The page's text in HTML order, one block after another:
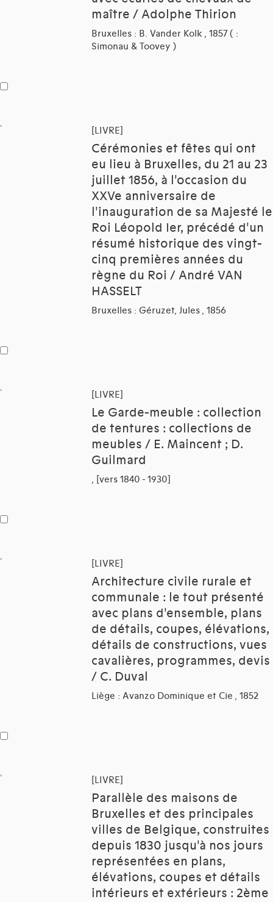
maître / Adolphe Thirion
Bruxelles : B. Vander Kolk , 1857 ( :
Simonau & Toovey )
[LIVRE]
Cérémonies et fêtes qui ont
eu lieu à Bruxelles, du 21 au 23
juillet 1856, à l'occasion du
XXVe anniversaire de
l'inauguration de sa Majesté le
Roi Léopold Ier, précédé d'un
résumé historique des vingt-
cinq premières années du
règne du Roi / André VAN
HASSELT
Bruxelles : Géruzet, Jules , 1856
[LIVRE]
Le Garde-meuble : collection
de tentures : collections de
meubles / E. Maincent ; D.
Guilmard
, [vers 1840 - 1930]
[LIVRE]
Architecture civile rurale et
communale : le tout présenté
avec plans d'ensemble, plans
de détails, coupes, élévations,
détails de constructions, vues
cavalières, programmes, devis
/ C. Duval
Liège : Avanzo Dominique et Cie , 1852
[LIVRE]
Parallèle des maisons de
Bruxelles et des principales
villes de Belgique, construites
depuis 1830 jusqu'à nos jours
représentées en plans,
élévations, coupes et détails
intérieurs et extérieurs : 2ème